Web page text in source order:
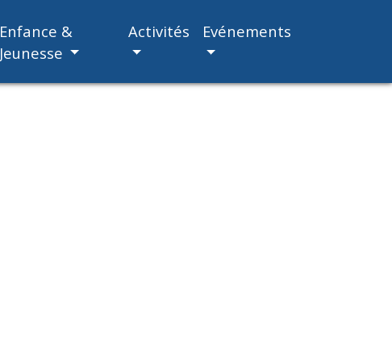
Enfance &
Jeunesse
Activités Evénements